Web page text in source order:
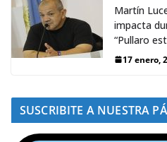
Martín
impacta
“Pullaro
17 enero,
SUSCRIBITE A NUESTRA